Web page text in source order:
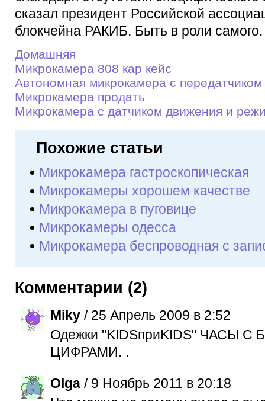
сказал президент Российской
блокчейна РАКИБ. Быть в роли самого.
Домашняя
Микрокамера 808 кар кейс
Автономная микрокамера с передатчиком
Микрокамера продать
Микрокамера c датчиком движения и
Похожие статьи
Микрокамера гастроскопическая
Микрокамеры хорошем качестве
Микрокамера в пуговице
Микрокамеры одесса
Микрокамера беспроводная с
Комментарии (2)
Miky / 25 Апрель 2009 в 2:52
Одежки "KIDSприKIDS" ЧАСЫ
ЦИФРАМИ. .
Olga / 9 Ноябрь 2011 в 20:18